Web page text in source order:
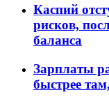
Каспий
рисков,
баланса
Зарплаты
быстрее